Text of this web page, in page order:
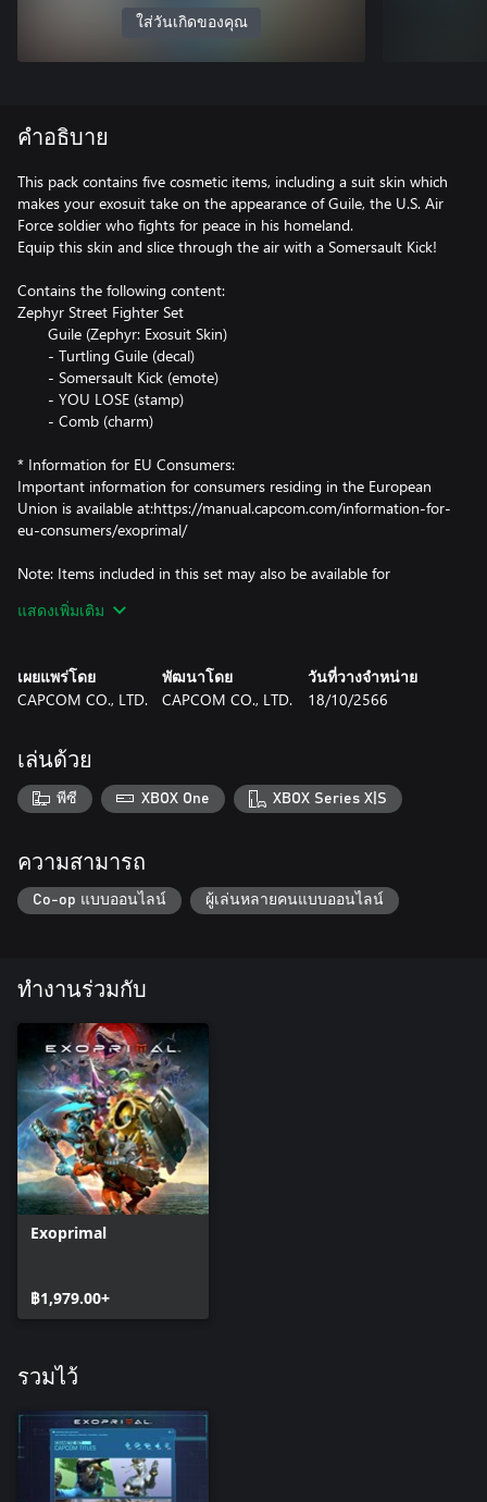
ใส่วันเกิดของคุณ
คำอธิบาย
This pack contains five cosmetic items, including a suit skin which
makes your exosuit take on the appearance of Guile, the U.S. Air
Force soldier who fights for peace in his homeland.
Equip this skin and slice through the air with a Somersault Kick!
Contains the following content:
Zephyr Street Fighter Set
Guile (Zephyr: Exosuit Skin)
- Turtling Guile (decal)
- Somersault Kick (emote)
- YOU LOSE (stamp)
- Comb (charm)
* Information for EU Consumers:
Important information for consumers residing in the European
Union is available at:https://manual.capcom.com/information-for-
eu-consumers/exoprimal/
Note: Items included in this set may also be available for
duplicate purchases.
Emotes and stamps are items that can be used to customize the
in-game Comm Wheel.
screen to the in-game home screen.
Note: This DLC is only playable on the Microsoft account that
purchases it. Even if you are the organiser of a family group,
แสดงเพิ่มเติม
เผยแพร่โดย
CAPCOM CO., LTD.
พัฒนาโดย
CAPCOM CO., LTD.
วันที่วางจำหน่าย
18/10/2566
เล่นด้วย
พีซี XBOX One XBOX Series X|S
ความสามารถ
Co-op แบบออนไลน์ ผู้เล่นหลายคนแบบออนไลน์
ทำงานร่วมกับ
Exoprimal
฿1,979.00+
รวมไว้